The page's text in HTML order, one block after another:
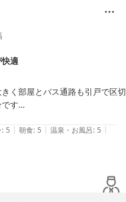
適
く部屋とバス通路も引戸で区切
す
無料で快適です
を選べます
: 5 | 朝食: 5 | 温泉・お風呂: 5 |